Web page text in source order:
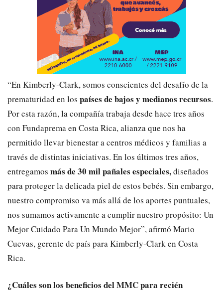
“En Kimberly-Clark, somos conscientes del desafío de la
prematuridad en los países de bajos y medianos recursos.
Por esta razón, la compañía trabaja desde hace tres años
con Fundaprema en Costa Rica, alianza que nos ha
permitido llevar bienestar a centros médicos y familias a
través de distintas iniciativas. En los últimos tres años,
entregamos más de 30 mil pañales especiales,diseñados
para proteger la delicada piel de estos bebés. Sin embargo,
nuestro compromiso va más allá de los aportes puntuales,
nos sumamos activamente a cumplir nuestro propósito: Un
Mejor Cuidado Para Un Mundo Mejor”, afirmó Mario
Cuevas, gerente de país para Kimberly-Clark en Costa
Rica.
¿Cuáles son los beneficios del MMC para recién